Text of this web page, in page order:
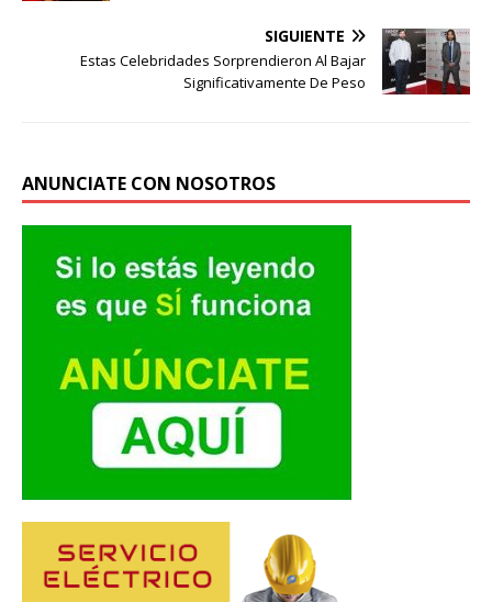
SIGUIENTE
Estas Celebridades Sorprendieron Al Bajar
Significativamente De Peso
ANUNCIATE CON NOSOTROS